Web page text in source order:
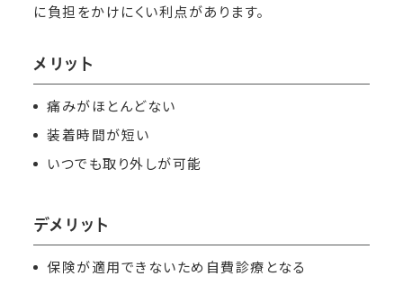
に負担をかけにくい利点があります。
メリット
痛みがほとんどない
装着時間が短い
いつでも取り外しが可能
デメリット
保険が適用できないため自費診療となる